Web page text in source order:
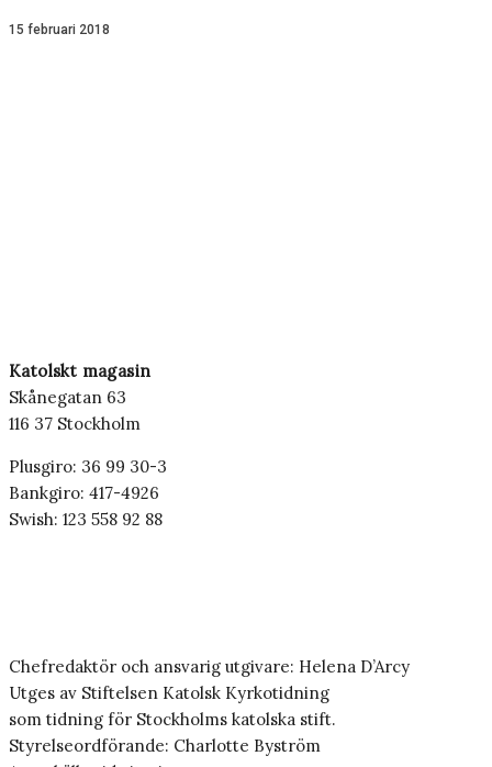
15 februari 2018
Katolskt magasin
Skånegatan 63
116 37 Stockholm
Plusgiro: 36 99 30-3
Bankgiro: 417-4926
Swish: 123 558 92 88
Chefredaktör och ansvarig utgivare: Helena D’Arcy
Utges av Stiftelsen Katolsk Kyrkotidning
som tidning för Stockholms katolska stift.
Styrelseordförande: Charlotte Byström